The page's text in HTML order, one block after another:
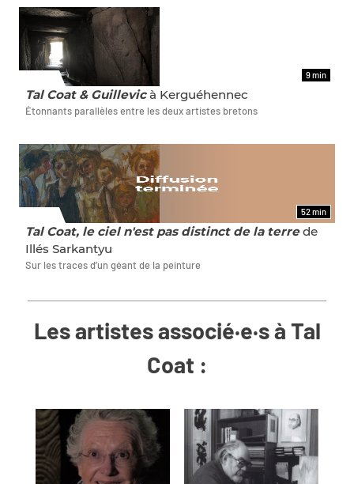
9 min
Tal Coat & Guillevicà Kerguéhennec
Étonnants parallèles entre les deux artistes bretons
52 min
Tal Coat, le ciel n'est pas distinct de la terrede
Illés Sarkantyu
Sur les traces d’un géant de la peinture
Les artistes associé·e·s à Tal
Coat :